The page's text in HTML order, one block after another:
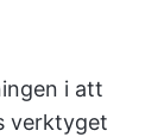
i att
verktyget